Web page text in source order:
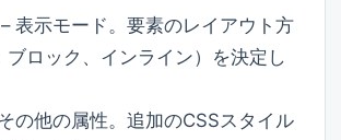
表示モード。要素のレイアウト方
ブロック、インライン）を決定し
の他の属性。追加のCSSスタイル